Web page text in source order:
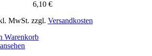
6,10 €
MwSt. zzgl. Versandkosten
Warenkorb